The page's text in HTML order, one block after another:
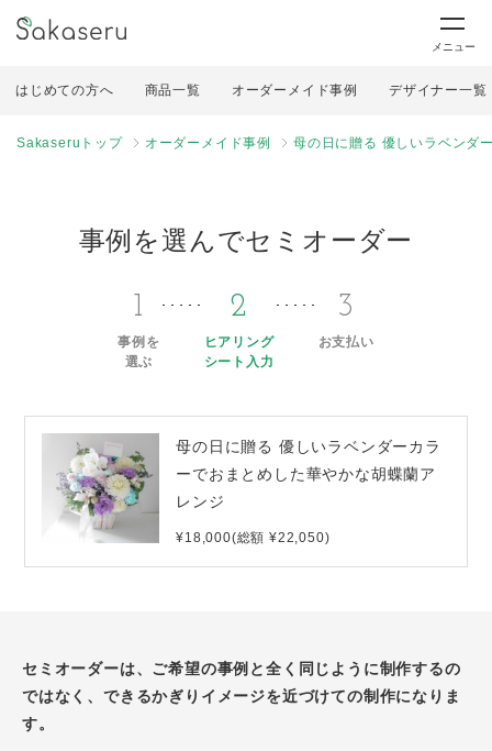
メニュー
はじめての方へ 商品一覧 オーダーメイド事例 デザイナー一覧
Sakaseruトップ オーダーメイド事例 母の日に贈る 優しいラベンダ
事例を選んでセミオーダー
1
事例を
選ぶ
2
ヒアリング
シート入力
3
お支払い
母の日に贈る 優しいラベンダーカラ
ーでおまとめした華やかな胡蝶蘭ア
レンジ
¥18,000(総額 ¥22,050)
セミオーダーは、ご希望の事例と全く同じように制作するの
ではなく、できるかぎりイメージを近づけての制作になりま
す。